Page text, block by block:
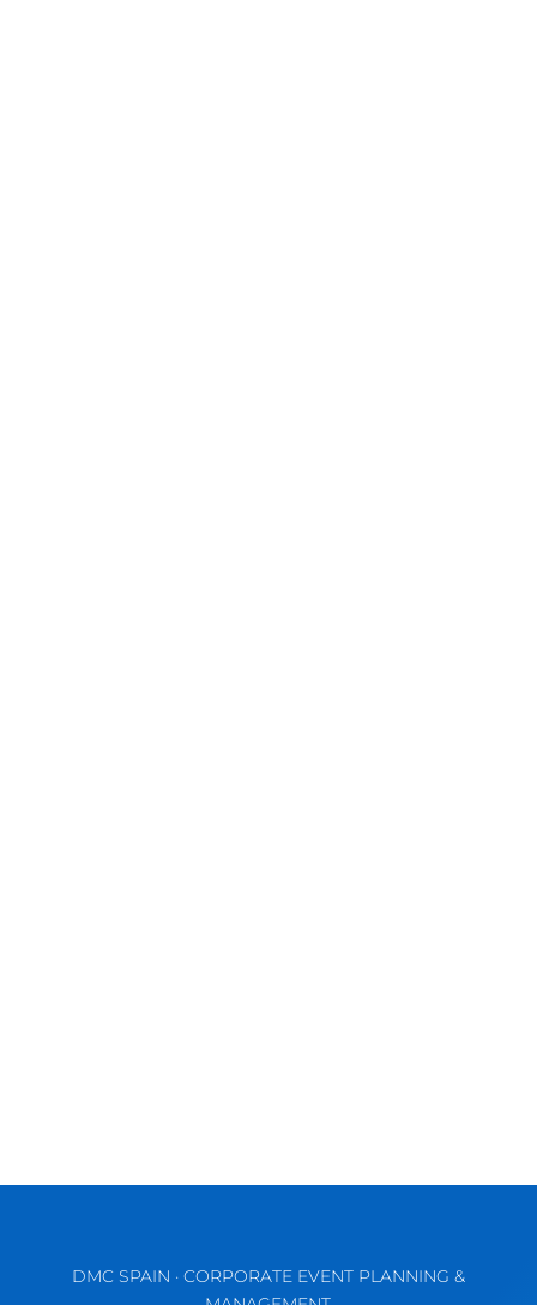
DMC SPAIN · CORPORATE EVENT PLANNING &